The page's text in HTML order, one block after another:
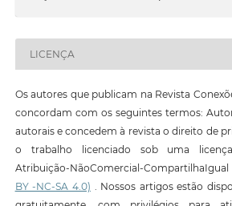
LICENÇA
Os autores que publicam na Revista
concordam com os seguintes termos:
autorais e concedem à revista o direito de
o trabalho licenciado sob uma
Atribuição-NãoComercial-
BY -NC-SA 4.0) . Nossos artigos estão